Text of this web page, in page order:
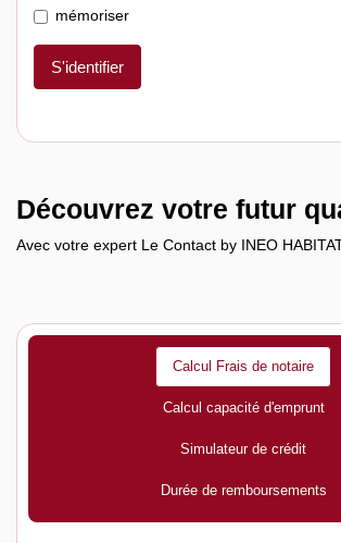
mémoriser
S'identifier
Découvrez votre futur
Avec votre expert Le Contact by INEO
Calcul Frais de notaire
Calcul capacité d'emprunt
Simulateur de crédit
Durée de remboursements